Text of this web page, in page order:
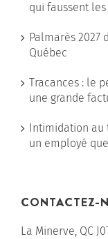
qui faussent
Palmarès 2027
Québec
Tracances : le
une grande
Intimidation au
un employé
CONTACTEZ-
La Minerve, QC